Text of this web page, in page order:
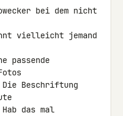
bei dem nicht
vielleicht jemand
passende
Beschriftung
das mal